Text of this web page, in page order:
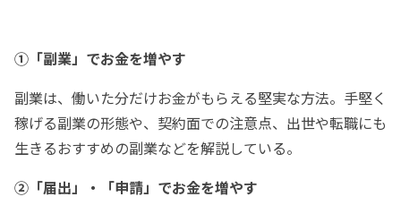
①「副業」でお金を増やす
副業は、働いた分だけお金がもらえる堅実な方法。手堅く
稼げる副業の形態や、契約面での注意点、出世や転職にも
生きるおすすめの副業などを解説している。
②「届出」・「申請」でお金を増やす